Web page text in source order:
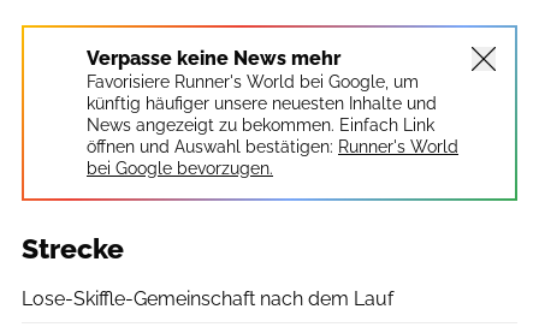
Verpasse keine News mehr
Favorisiere Runner's World bei Google, um
künftig häufiger unsere neuesten Inhalte und
News angezeigt zu bekommen. Einfach Link
öffnen und Auswahl bestätigen: Runner's World
bei Google bevorzugen.
Strecke
Lose-Skiffle-Gemeinschaft nach dem Lauf